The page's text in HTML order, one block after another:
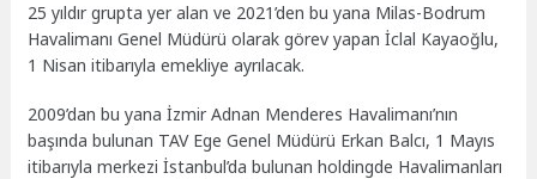
25 yıldır grupta yer alan ve 2021’den bu yana Milas-Bodrum
Havalimanı Genel Müdürü olarak görev yapan İclal Kayaoğlu,
1 Nisan itibarıyla emekliye ayrılacak.
2009’dan bu yana İzmir Adnan Menderes Havalimanı’nın
başında bulunan TAV Ege Genel Müdürü Erkan Balcı, 1 Mayıs
itibarıyla merkezi İstanbul’da bulunan holdingde Havalimanları